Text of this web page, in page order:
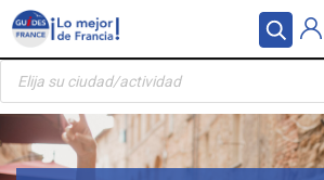
Panel de gestión de cookies
Skip
content
Búsqueda
productos